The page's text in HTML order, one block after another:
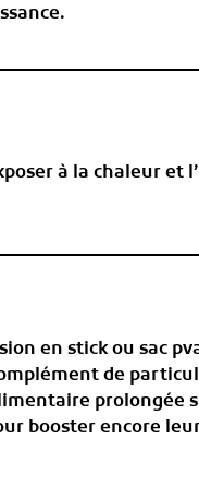
à la chaleur et
en stick ou sac
de
prolongée
booster encore